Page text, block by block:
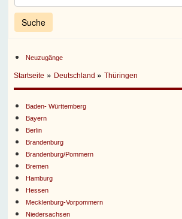
Neuzugänge
Startseite » Deutschland »Thüringen
Baden- Württemberg
Bayern
Berlin
Brandenburg
Brandenburg/Pommern
Bremen
Hamburg
Hessen
Mecklenburg-Vorpommern
Niedersachsen